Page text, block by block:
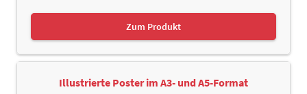
Zum Produkt
Illustrierte Poster im A3- und A5-Format